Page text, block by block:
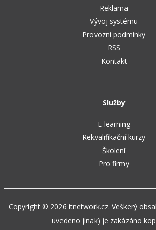
Reklama
Vývoj systému
Provozní podmínky
RSS
Kontakt
Služby
E-learning
Rekvalifikační kurzy
Školení
Pro firmy
Copyright © 2026 itnetwork.cz. Veškerý
uvedeno jinak) je zakázáno